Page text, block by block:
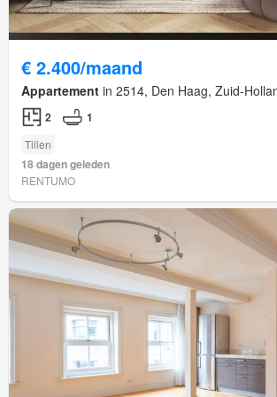
€ 2.400/maand
Appartement in 2514, Den Haag, Zuid-
2 1
Tillen
18 dagen geleden
RENTUMO